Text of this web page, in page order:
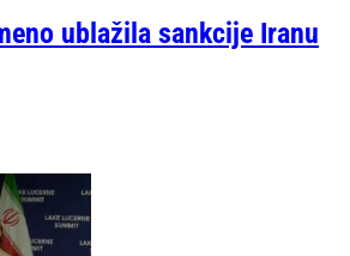
ublažila sankcije Iranu